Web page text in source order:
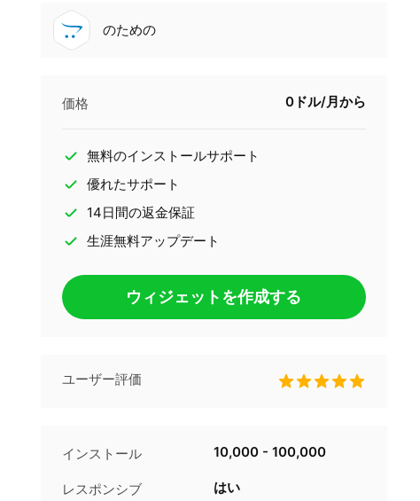
のための
価格 0ドル/月から
無料のインストールサポート
優れたサポート
14日間の返金保証
生涯無料アップデート
ウィジェットを作成する
ユーザー評価
インストール 10,000 - 100,000
レスポンシブ はい